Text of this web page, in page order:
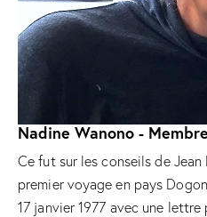
Nadine Wanono -
Ce fut sur les conseils de Jean
premier voyage en pays
17 janvier 1977 avec une